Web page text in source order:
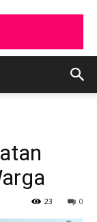
0
23